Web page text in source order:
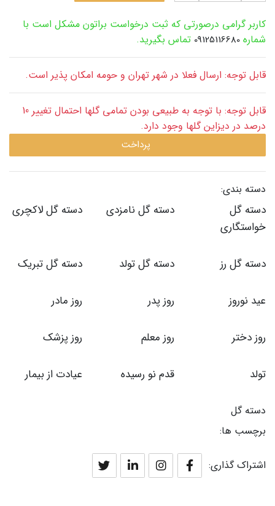
کاربر گرامی درصورتی که ثبت درخواست براتون مشکل است با
شماره 09125116680 تماس بگیرید.
قابل توجه: ارسال فعلا در شهر تهران و حومه امکان پذیر است.
قابل توجه: با توجه به طبیعی بودن تمامی گلها احتمال تغییر 10
درصد در دیزاین گلها وجود دارد.
پرداخت
دسته بندی:
دسته گل
خواستگاری
دسته گل نامزدی دسته گل لاکچری
دسته گل رز دسته گل تولد دسته گل تبریک
عید نوروز روز پدر روز مادر
روز دختر روز معلم روز پزشک
تولد قدم نو رسیده عیادت از بیمار
دسته گل
برچسب ها:
اشتراک گذاری: